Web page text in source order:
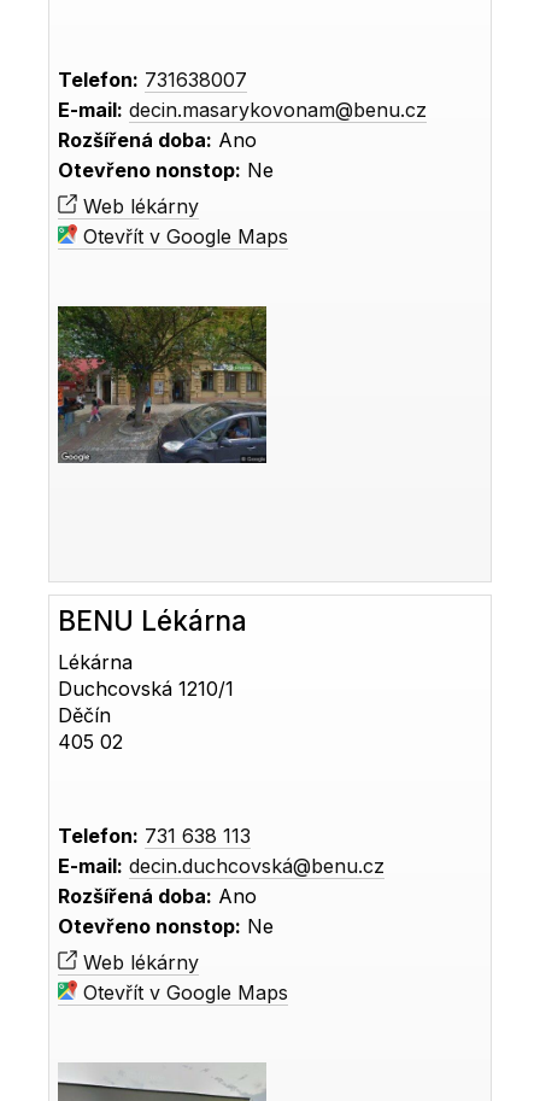
Telefon: 731638007
E-mail: decin.masarykovonam@benu.cz
Rozšířená doba: Ano
Otevřeno nonstop: Ne
Web lékárny
Otevřít v Google Maps
BENU Lékárna
Lékárna
Duchcovská 1210/1
Děčín
405 02
Telefon: 731 638 113
E-mail: decin.duchcovská@benu.cz
Rozšířená doba: Ano
Otevřeno nonstop: Ne
Web lékárny
Otevřít v Google Maps